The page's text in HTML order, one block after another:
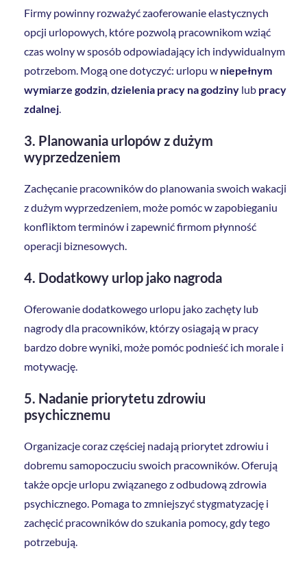
Firmy powinny rozważyć zaoferowanie elastycznych
opcji urlopowych, które pozwolą pracownikom wziąć
czas wolny w sposób odpowiadający ich indywidualnym
potrzebom. Mogą one dotyczyć: urlopu w niepełnym
wymiarze godzin dzielenia pracy na godziny lub pracy
zdalnej
3. Planowania urlopów z dużym
wyprzedzeniem
Zachęcanie pracowników do planowania swoich wakacji
z dużym wyprzedzeniem, może pomóc w zapobieganiu
konfliktom terminów i zapewnić firmom płynność
operacji biznesowych.
4. Dodatkowy urlop jako nagroda
Oferowanie dodatkowego urlopu jako zachęty lub
nagrody dla pracowników, którzy osiagają w pracy
bardzo dobre wyniki, może pomóc podnieść ich morale i
motywację.
5. Nadanie priorytetu zdrowiu
psychicznemu
Organizacje coraz częściej nadają priorytet zdrowiu i
dobremu samopoczuciu swoich pracowników. Oferują
także opcje urlopu związanego z odbudową zdrowia
psychicznego. Pomaga to zmniejszyć stygmatyzację i
zachęcić pracowników do szukania pomocy, gdy tego
potrzebują.